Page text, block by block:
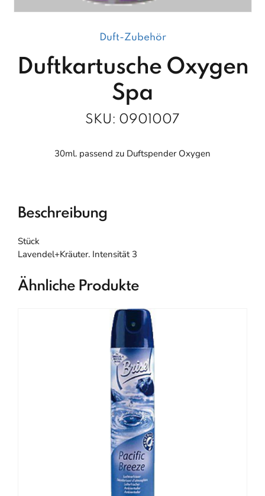
Duft-Zubehör
Duftkartusche Oxygen
Spa
SKU: 0901007
30ml. passend zu Duftspender Oxygen
Beschreibung
Stück
Lavendel+Kräuter. Intensität 3
Ähnliche Produkte